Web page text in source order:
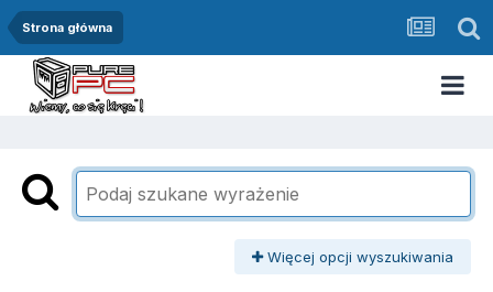
Strona główna
Więcej opcji wyszukiwania